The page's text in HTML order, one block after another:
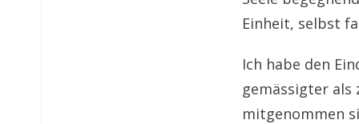
Einheit, selbst
Ich habe den
gemässigter als
mitgenommen